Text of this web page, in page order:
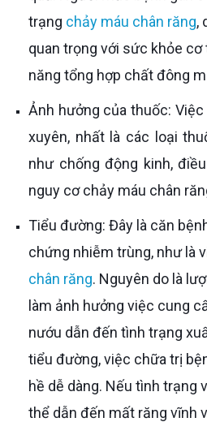
trạng chảy máu chân răng,
quan trọng với sức khỏe
năng tổng hợp chất đông
Ảnh hưởng của thuốc: Việc sử dụng thuốc thường
xuyên, nhất là các loại
như chống động kinh,
nguy cơ chảy máu chân
Tiểu đường: Đây là căn bệnh gây ra nhiều biến
chứng nhiễm trùng, như là
chân răng. Nguyên do là
làm ảnh hưởng việc cung
nướu dẫn đến tình trạng
tiểu đường, việc chữa trị
hề dễ dàng. Nếu tình trạng
thể dẫn đến mất răng vĩnh